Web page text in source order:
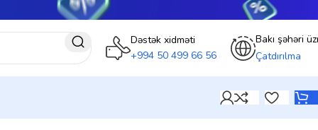
Dəstək xidməti
+994 50 499 66 56
Bakı şəhəri
Çatdırılma